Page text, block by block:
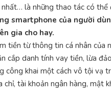
là những thao tác có
smartphone của người
gia cho hay.
tiền từ thông tin cá nhân
cắp danh tính vay tiền, lừa
công khai một cách vô tội
tài khoản ngân hàng, mật